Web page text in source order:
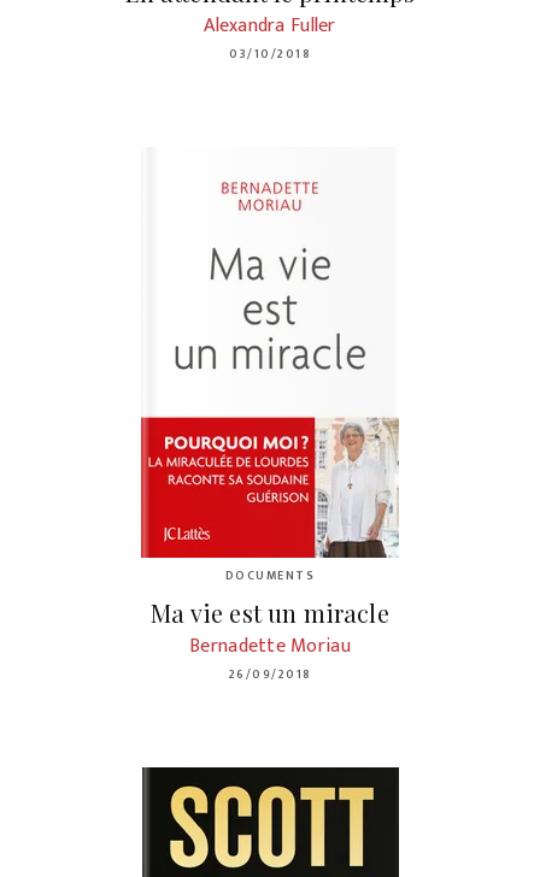
Alexandra Fuller
03/10/2018
DOCUMENTS
Ma vie est un miracle
Bernadette Moriau
26/09/2018